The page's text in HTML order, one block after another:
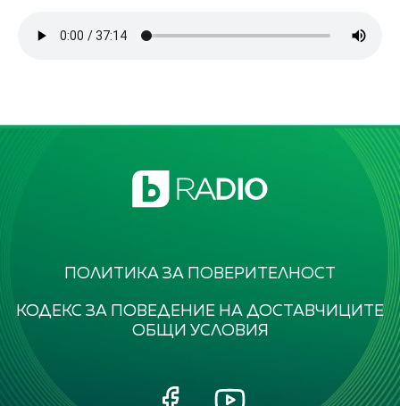
ПОЛИТИКА ЗА ПОВЕРИТЕЛНОСТ
КОДЕКС ЗА ПОВЕДЕНИЕ НА ДОСТАВЧИЦИТЕ
ОБЩИ УСЛОВИЯ